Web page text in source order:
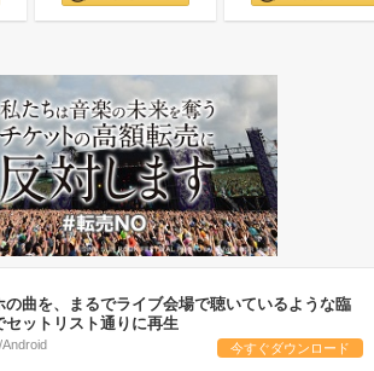
の曲を、まるでライブ会場で聴いているような臨
セットリスト通りに再生
今すぐダウンロード